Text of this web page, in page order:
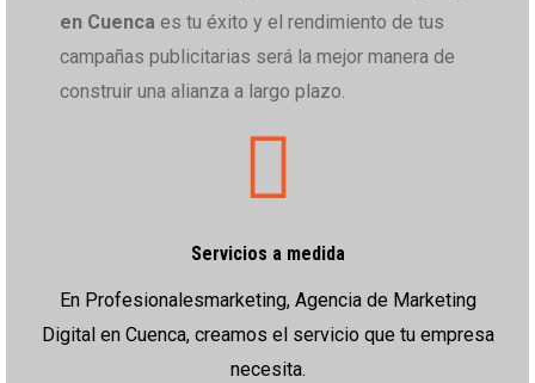
en Cuenca es tu éxito y el rendimiento de tus
campañas publicitarias será la mejor manera de
construir una alianza a largo plazo.
Servicios a medida
En Profesionalesmarketing, Agencia de Marketing
Digital en Cuenca, creamos el servicio que tu empresa
necesita.